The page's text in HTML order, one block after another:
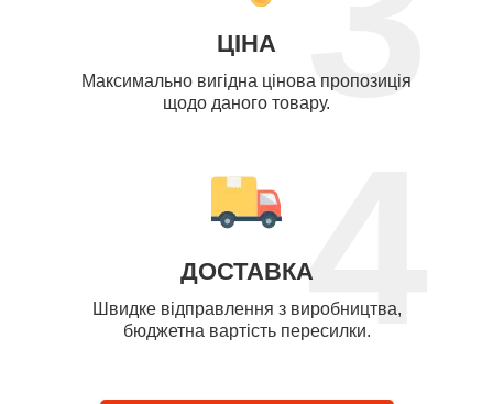
ЦІНА
Максимально вигідна цінова пропозиція
щодо даного товару.
4
ДОСТАВКА
Швидке відправлення з виробництва,
бюджетна вартість пересилки.